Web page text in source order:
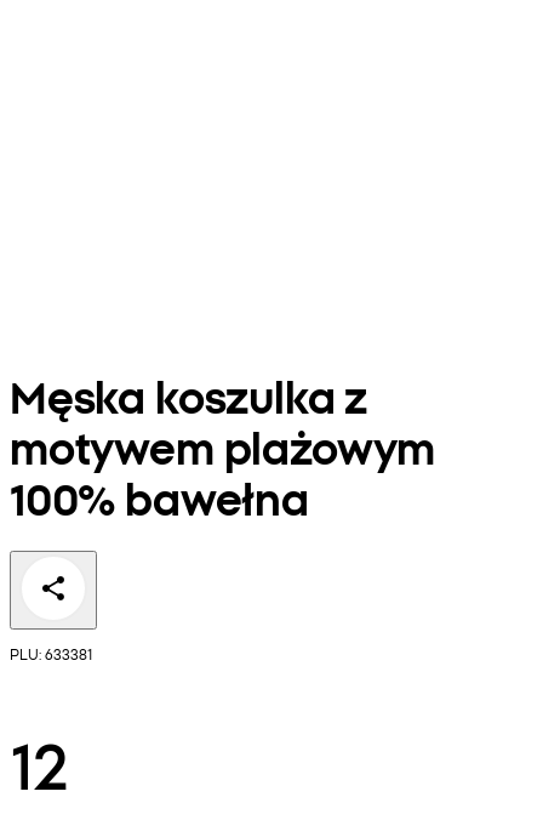
Męska koszulka z
motywem plażowym
100% bawełna
PLU: 633381
12